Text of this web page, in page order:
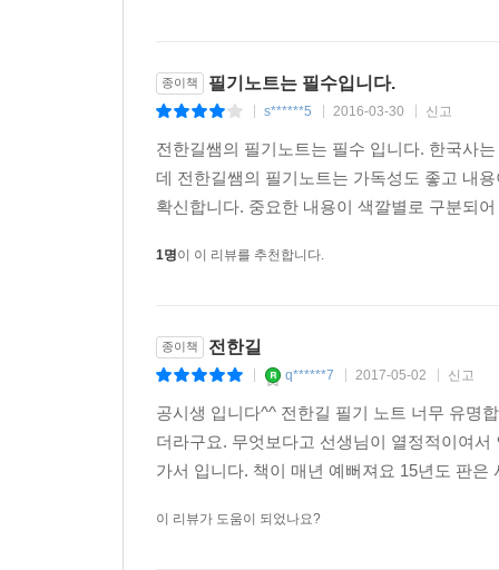
종이책 필기노트는 필수입니다.
s******5 2016-03-30 신고
전한길쌤의 필기노트는 필수 입니다. 한국사
데 전한길쌤의 필기노트는 가독성도 좋고 내
확신합니다. 중요한 내용이 색깔별로 구분되
1명이 이 리뷰를 추천합니다.
종이책 전한길
q******7 2017-05-02 신고
공시생 입니다^^ 전한길 필기 노트 너무 유명
더라구요. 무엇보다고 선생님이 열정적이여
가서 입니다. 책이 매년 예뻐져요 15년도 판
이 리뷰가 도움이 되었나요?